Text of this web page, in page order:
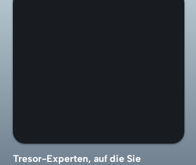
Tresor-Experten, auf die Sie